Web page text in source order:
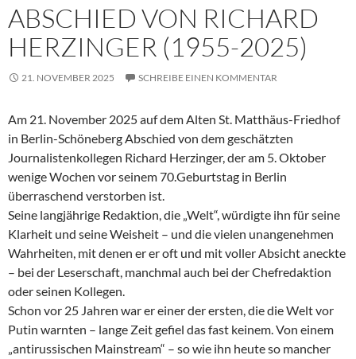
ABSCHIED VON RICHARD
HERZINGER (1955-2025)
21. NOVEMBER 2025 SCHREIBE EINEN KOMMENTAR
Am 21. November 2025 auf dem Alten St. Matthäus-Friedhof
in Berlin-Schöneberg Abschied von dem geschätzten
Journalistenkollegen Richard Herzinger, der am 5. Oktober
wenige Wochen vor seinem 70.Geburtstag in Berlin
überraschend verstorben ist.
Seine langjährige Redaktion, die „Welt“, würdigte ihn für seine
Klarheit und seine Weisheit – und die vielen unangenehmen
Wahrheiten, mit denen er er oft und mit voller Absicht aneckte
– bei der Leserschaft, manchmal auch bei der Chefredaktion
oder seinen Kollegen.
Schon vor 25 Jahren war er einer der ersten, die die Welt vor
Putin warnten – lange Zeit gefiel das fast keinem. Von einem
„antirussischen Mainstream“ – so wie ihn heute so mancher